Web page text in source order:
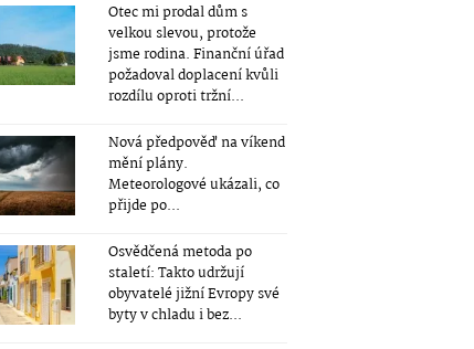
Otec mi prodal dům s
velkou slevou, protože
jsme rodina. Finanční úřad
požadoval doplacení kvůli
rozdílu oproti tržní...
Nová předpověď na víkend
mění plány.
Meteorologové ukázali, co
přijde po...
Osvědčená metoda po
staletí: Takto udržují
obyvatelé jižní Evropy své
byty v chladu i bez...